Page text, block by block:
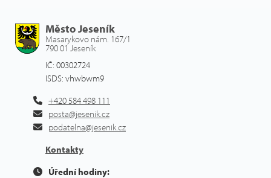
Město Jeseník
Masarykovo nám. 167/1
790 01 Jeseník
IČ: 00302724
ISDS: vhwbwm9
+420 584 498 111
posta@jesenik.cz
podatelna@jesenik.cz
Kontakty
Úřední hodiny: